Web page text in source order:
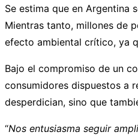
Se estima que en Argentina
Mientras tanto, millones de
efecto ambiental crítico, ya
Bajo el compromiso de un
consumidores dispuestos a
desperdician, sino que
“Nos entusiasma seguir